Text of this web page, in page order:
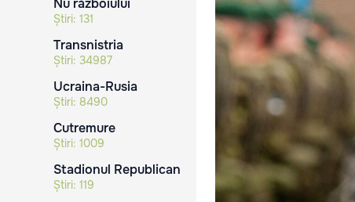
Nu războiului
Știri: 131
Transnistria
Știri: 34987
Ucraina-Rusia
Știri: 8490
Cutremure
Știri: 1009
Stadionul Republican
Știri: 119